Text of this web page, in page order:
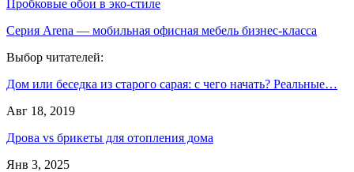
Пробковые обои в эко-стиле
Серия Arena — мобильная офисная мебель бизнес-класса
Выбор читателей:
Дом или беседка из старого сарая: с чего начать? Реальные…
Авг 18, 2019
Дрова vs брикеты для отопления дома
Янв 3, 2025